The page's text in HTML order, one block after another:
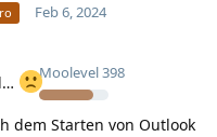
Moolevel398
Feb 6, 2024
dem Starten von Outlook